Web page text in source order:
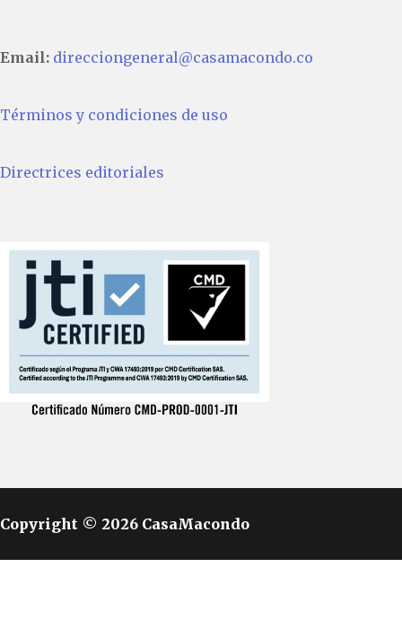
Email: direcciongeneral@casamacondo.co
Términos y condiciones de uso
Directrices editoriales
Copyright © 2026 CasaMacondo